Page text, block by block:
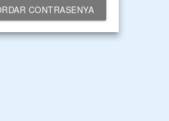
CONTRASENYA